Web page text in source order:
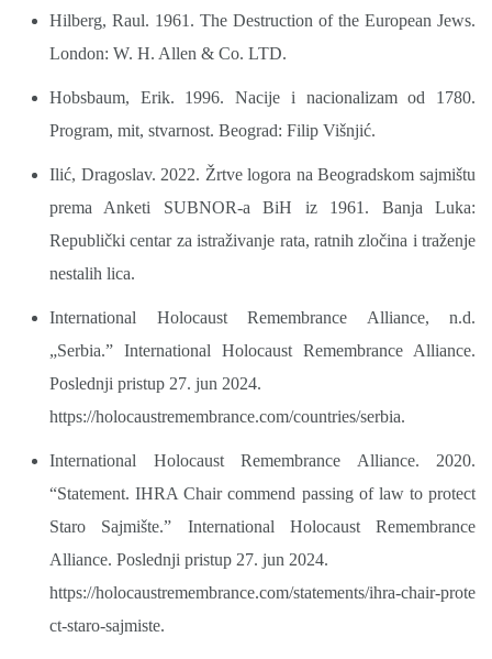
Hilberg, Raul. 1961. The Destruction of the European Jews.
London: W. H. Allen & Co. LTD.
Hobsbaum, Erik. 1996. Nacije i nacionalizam od 1780.
Program, mit, stvarnost. Beograd: Filip Višnjić.
Ilić, Dragoslav. 2022. Žrtve logora na Beogradskom sajmištu
prema Anketi SUBNOR-a BiH iz 1961. Banja Luka:
Republički centar za istraživanje rata, ratnih zločina i traženje
nestalih lica.
International Holocaust Remembrance Alliance, n.d.
„Serbia.” International Holocaust Remembrance Alliance.
Poslednji pristup 27. jun 2024.
https://holocaustremembrance.com/countries/serbia.
International Holocaust Remembrance Alliance. 2020.
“Statement. IHRA Chair commend passing of law to protect
Staro Sajmište.” International Holocaust Remembrance
Alliance. Poslednji pristup 27. jun 2024.
https://holocaustremembrance.com/statements/ihra-chair-prote
ct-staro-sajmiste.